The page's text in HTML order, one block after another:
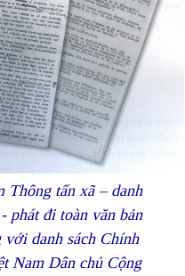
Thông tấn xã – danh
phát đi toàn văn bản
danh sách Chính
Nam Dân chủ Cộng